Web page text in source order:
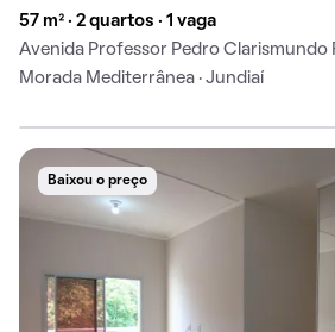
57 m² · 2 quartos · 1 vaga
Avenida Professor Pedro Clarismundo
Morada Mediterrânea · Jundiaí
Baixou o preço